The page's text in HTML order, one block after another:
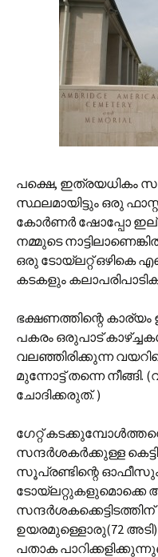
പക്ഷെ, ഇത്രയധികം
സ്ഥലമായിട്ടും ഒരു
കോര്‍ണര്‍ ഷോപ്പോ
നമ്മുടെ
ഒരു ടോയ്‌ലറ്റ് ഒഴികെ
കടകളും
ഭക്ഷണത്തിന്റെ കാര്യം
പകരം ഒരുപാട്
വലഞ്ഞിരിക്കുന്ന
മുന്നോട്ട് തന്നെ
ചോദിക്കരുത്. )
ഗേറ്റ്
സന്ദര്‍ശകര്‍ക്കുള്ള
സൂപ്രണ്ടിന്റെ
ടോയ്‌ലറ്റുകളുമൊക്കെ ആ
ഉയരമുള്ളൊരു(72 അടി)
പതാക